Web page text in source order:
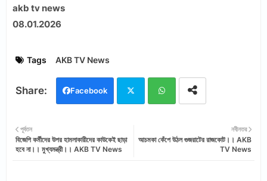
akb tv news
08.01.2026
Tags AKB TV News
Facebook
tter ats
নবীনতর
আচমকা কেঁপে উঠল গুজরাটের রাজকোট।। AKB
TV News
পূর্বতন
বিজেপি কর্মীদের উপর হামলাকারীদের কাউকেই ছাড়া
হবে না।। মুখ্যমন্ত্রী।। AKB TV News